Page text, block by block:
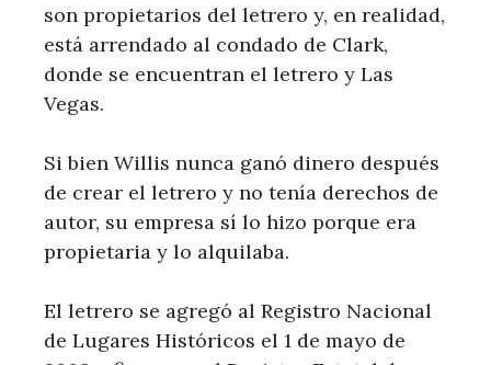
son propietarios del letrero y, en realidad,
está arrendado al condado de Clark,
donde se encuentran el letrero y Las
Vegas.
Si bien Willis nunca ganó dinero después
de crear el letrero y no tenía derechos de
autor, su empresa sí lo hizo porque era
propietaria y lo alquilaba.
El letrero se agregó al Registro Nacional
de Lugares Históricos el 1 de mayo de